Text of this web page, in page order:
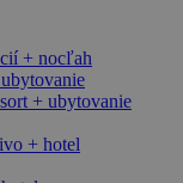
+ nocľah
+ ubytovanie
+ hotel